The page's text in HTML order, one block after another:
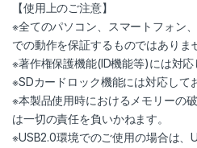
【使用上のご注意】
※全てのパソコン、スマートフォン
での動作を保証するものではありま
※著作権保護機能(ID機能等)には対
※SDカードロック機能には対応して
※本製品使用時におけるメモリーの
は一切の責任を負いかねます。
※USB2.0環境でのご使用の場合は、